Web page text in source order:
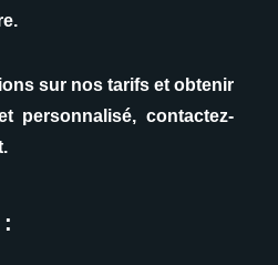
sur nos tarifs et obtenir
personnalisé, contactez-